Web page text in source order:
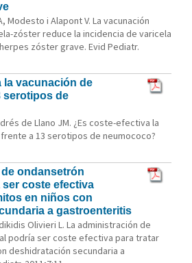
Modesto i Alapont V. La vacunación
zóster reduce la incidencia de varicela
zóster grave. Evid Pediatr.
la vacunación de
serotipos de
de Llano JM. ¿Es coste-efectiva la
a 13 serotipos de neumococo?
ondansetrón
coste efectiva
en niños con
a gastroenteritis
Olivieri L. La administración de
podría ser coste efectiva para tratar
deshidratación secundaria a